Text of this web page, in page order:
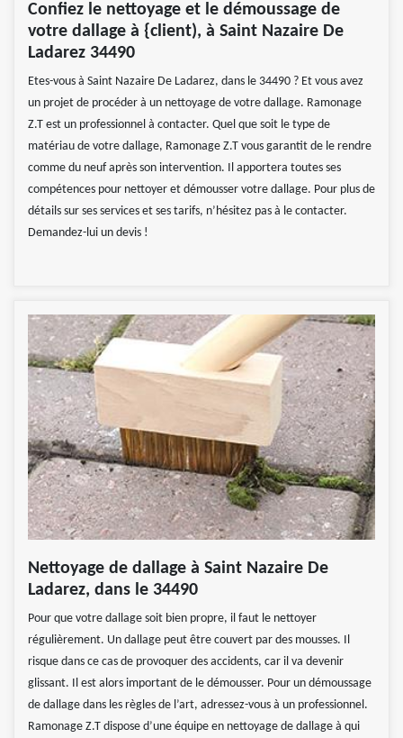
Confiez le nettoyage et le démoussage de
votre dallage à {client), à Saint Nazaire De
Ladarez 34490
Etes-vous à Saint Nazaire De Ladarez, dans le 34490 ? Et vous avez
un projet de procéder à un nettoyage de votre dallage. Ramonage
Z.T est un professionnel à contacter. Quel que soit le type de
matériau de votre dallage, Ramonage Z.T vous garantit de le rendre
comme du neuf après son intervention. Il apportera toutes ses
compétences pour nettoyer et démousser votre dallage. Pour plus de
détails sur ses services et ses tarifs, n’hésitez pas à le contacter.
Demandez-lui un devis !
Nettoyage de dallage à Saint Nazaire De
Ladarez, dans le 34490
Pour que votre dallage soit bien propre, il faut le nettoyer
régulièrement. Un dallage peut être couvert par des mousses. Il
risque dans ce cas de provoquer des accidents, car il va devenir
glissant. Il est alors important de le démousser. Pour un démoussage
de dallage dans les règles de l’art, adressez-vous à un professionnel.
Ramonage Z.T dispose d’une équipe en nettoyage de dallage à qui